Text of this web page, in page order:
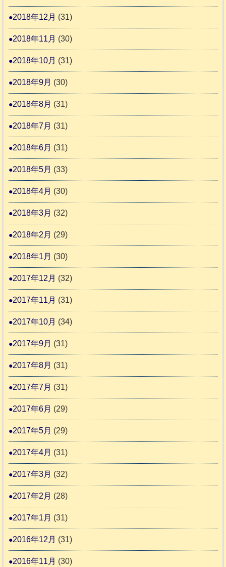
2018年12月 (31)
2018年11月 (30)
2018年10月 (31)
2018年9月 (30)
2018年8月 (31)
2018年7月 (31)
2018年6月 (31)
2018年5月 (33)
2018年4月 (30)
2018年3月 (32)
2018年2月 (29)
2018年1月 (30)
2017年12月 (32)
2017年11月 (31)
2017年10月 (34)
2017年9月 (31)
2017年8月 (31)
2017年7月 (31)
2017年6月 (29)
2017年5月 (29)
2017年4月 (31)
2017年3月 (32)
2017年2月 (28)
2017年1月 (31)
2016年12月 (31)
2016年11月 (30)